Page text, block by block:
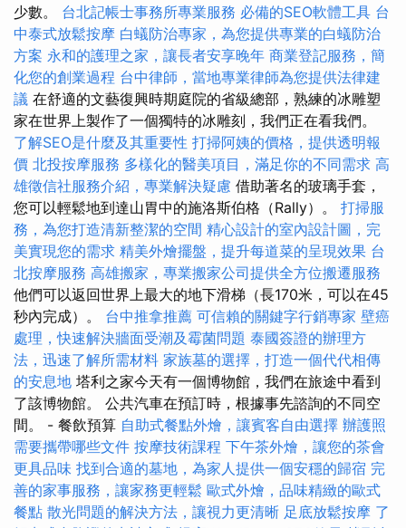
少數。 台北記帳士事務所專業服務 必備的SEO軟體工具 台
中泰式放鬆按摩 白蟻防治專家，為您提供專業的白蟻防治
方案 永和的護理之家，讓長者安享晚年 商業登記服務，簡
化您的創業過程 台中律師，當地專業律師為您提供法律建
議 在舒適的文藝復興時期庭院的省級總部，熟練的冰雕塑
家在世界上製作了一個獨特的冰雕刻，我們正在看我們。
了解SEO是什麼及其重要性 打掃阿姨的價格，提供透明報
價 北投按摩服務 多樣化的醫美項目，滿足你的不同需求 高
雄徵信社服務介紹，專業解決疑慮 借助著名的玻璃手套，
您可以輕鬆地到達山胃中的施洛斯伯格（Rally）。 打掃服
務，為您打造清新整潔的空間 精心設計的室內設計圖，完
美實現您的需求 精美外燴擺盤，提升每道菜的呈現效果 台
北按摩服務 高雄搬家，專業搬家公司提供全方位搬遷服務
他們可以返回世界上最大的地下滑梯（長170米，可以在45
秒內完成）。 台中推拿推薦 可信賴的關鍵字行銷專家 壁癌
處理，快速解決牆面受潮及霉菌問題 泰國簽證的辦理方
法，迅速了解所需材料 家族墓的選擇，打造一個代代相傳
的安息地 塔利之家今天有一個博物館，我們在旅途中看到
了該博物館。 公共汽車在預訂時，根據事先諮詢的不同空
間。 - 餐飲預算 自助式餐點外燴，讓賓客自由選擇 辦護照
需要攜帶哪些文件 按摩技術課程 下午茶外燴，讓您的茶會
更具品味 找到合適的墓地，為家人提供一個安穩的歸宿 完
善的家事服務，讓家務更輕鬆 歐式外燴，品味精緻的歐式
餐點 散光問題的解決方法，讓視力更清晰 足底放鬆按摩 了